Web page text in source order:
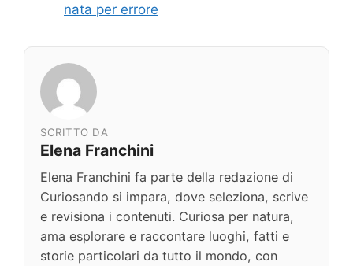
nata per errore
SCRITTO DA
Elena Franchini
Elena Franchini fa parte della redazione di
Curiosando si impara, dove seleziona, scrive
e revisiona i contenuti. Curiosa per natura,
ama esplorare e raccontare luoghi, fatti e
storie particolari da tutto il mondo, con